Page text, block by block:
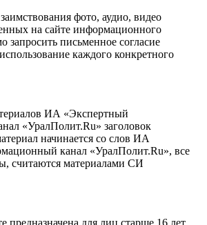
фото, аудио, видео
на сайте информационного
запросить письменное согласие
каждого конкретного
ИА «Экспертный
«УралПолит.Ru» заголовок
начинается со слов ИА
канал «УралПолит.Ru», все
считаются материалами СИ
предназначена для лиц старше 16 лет